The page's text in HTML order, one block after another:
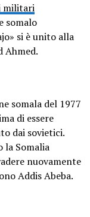
militari
somalo
si è unito alla
Ahmed.
somala del 1977
di essere
dai sovietici.
la Somalia
nuovamente
Addis Abeba.